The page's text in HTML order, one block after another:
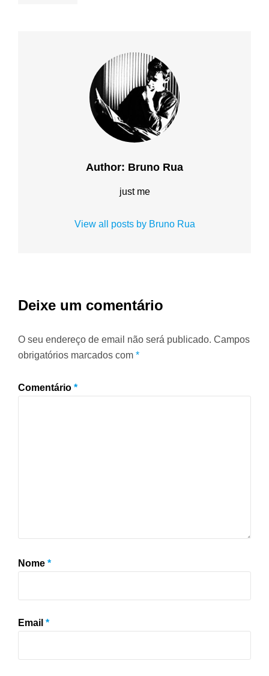
Author: Bruno Rua
just me
View all posts by Bruno Rua
Deixe um comentário
O seu endereço de email não será publicado. Campos
obrigatórios marcados com *
Comentário *
Nome *
Email *